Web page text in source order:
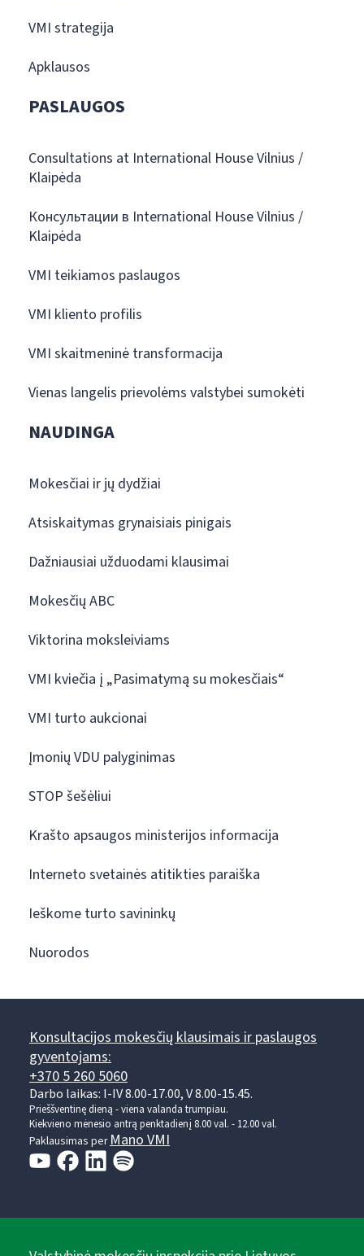
VMI strategija
Apklausos
PASLAUGOS
Consultations at International House Vilnius /
Klaipėda
Консультации в International House Vilnius /
Klaipėda
VMI teikiamos paslaugos
VMI kliento profilis
VMI skaitmeninė transformacija
Vienas langelis prievolėms valstybei sumokėti
NAUDINGA
Mokesčiai ir jų dydžiai
Atsiskaitymas grynaisiais pinigais
Dažniausiai užduodami klausimai
Mokesčių ABC
Viktorina moksleiviams
VMI kviečia į „Pasimatymą su mokesčiais“
VMI turto aukcionai
Įmonių VDU palyginimas
STOP šešėliui
Krašto apsaugos ministerijos informacija
Interneto svetainės atitikties paraiška
Ieškome turto savininkų
Nuorodos
Konsultacijos mokesčių klausimais ir paslaugos
gyventojams:
+370 5 260 5060
Darbo laikas: I-IV 8.00-17.00, V 8.00-15.45.
Prieššventinę dieną - viena valanda trumpiau.
Kiekvieno mėnesio antrą penktadienį 8.00 val. - 12.00 val.
Paklausimas per Mano VMI